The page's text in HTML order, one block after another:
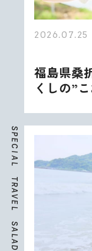
2026.07.25
福島県桑
くしの”
S
P
E
C
I
A
L
T
R
A
V
E
L
S
A
L
A
D